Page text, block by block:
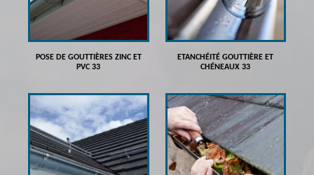
POSE DE GOUTTIÈRES ZINC ET
PVC 33
ETANCHÉITÉ GOUTTIÈRE ET
CHÉNEAUX 33